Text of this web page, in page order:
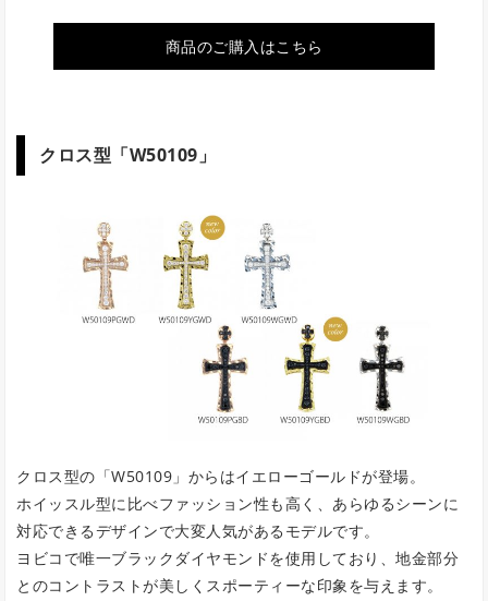
商品のご購入はこちら
クロス型「W50109」
クロス型の「W50109」からはイエローゴールドが登場。
ホイッスル型に比べファッション性も高く、あらゆるシーンに
対応できるデザインで大変人気があるモデルです。
ヨビコで唯一ブラックダイヤモンドを使用しており、地金部分
とのコントラストが美しくスポーティーな印象を与えます。